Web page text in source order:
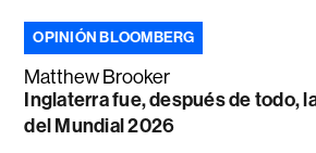
OPINIÓN BLOOMBERG
Matthew Brooker
Inglaterra fue, después de todo,
del Mundial 2026